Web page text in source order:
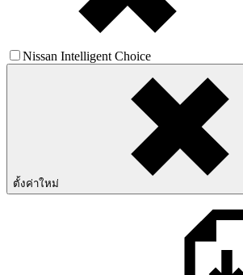
Nissan Intelligent Choice
ตั้งค่าใหม่